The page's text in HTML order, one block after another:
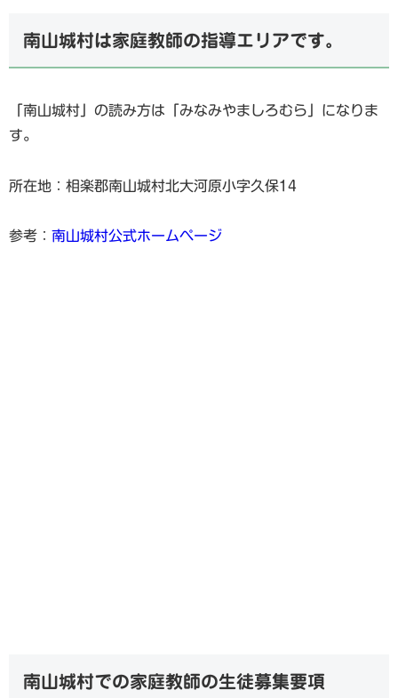
南山城村は家庭教師の指導エリアです。
「南山城村」の読み方は「みなみやましろむら」になりま
す。
所在地：相楽郡南山城村北大河原小字久保14
参考： 南山城村公式ホームページ
南山城村での家庭教師の生徒募集要項